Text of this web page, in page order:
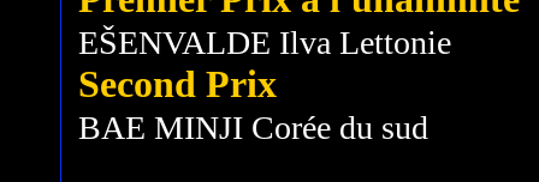
EŠENVALDE Ilva Lettonie
Second Prix
BAE MINJI Corée du sud